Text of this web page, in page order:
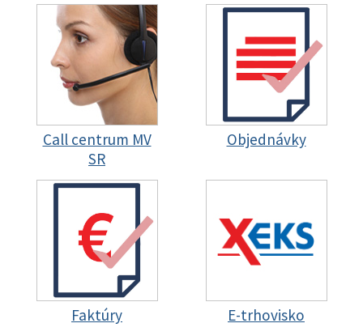
Call centrum MV
SR
Objednávky
Faktúry E-trhovisko